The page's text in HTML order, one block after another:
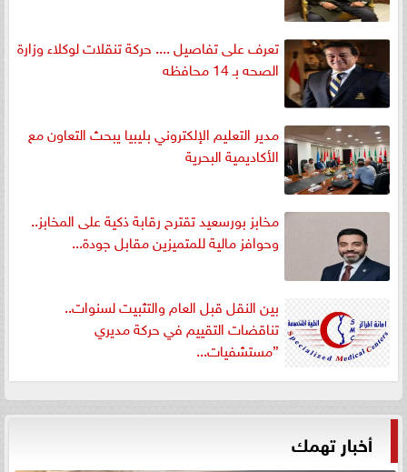
تعرف على تفاصيل .... حركة تنقلات لوكلاء وزارة
الصحه بـ 14 محافظه
مدير التعليم الإلكتروني بليبيا يبحث التعاون مع
الأكاديمية البحرية
مخابز بورسعيد تقترح رقابة ذكية على المخابز..
وحوافز مالية للمتميزين مقابل جودة...
بين النقل قبل العام والتثبيت لسنوات..
تناقضات التقييم في حركة مديري
”مستشفيات...
أخبار تهمك